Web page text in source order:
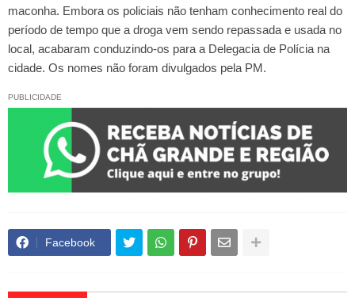
maconha. Embora os policiais não tenham conhecimento real do
período de tempo que a droga vem sendo repassada e usada no
local, acabaram conduzindo-os para a Delegacia de Polícia na
cidade. Os nomes não foram divulgados pela PM.
PUBLICIDADE
Facebook